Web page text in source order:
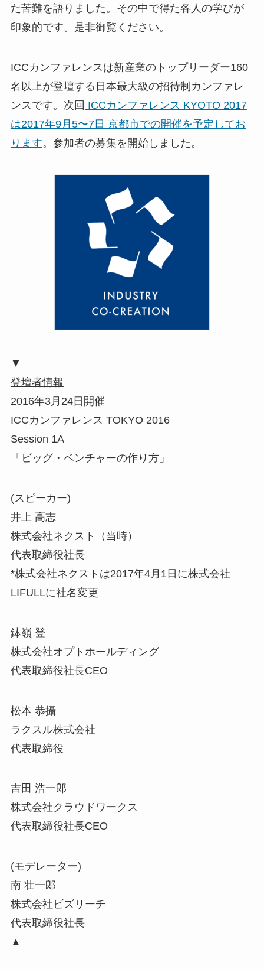
た苦難を語りました。その中で得た各人の学びが
印象的です。是非御覧ください。
ICCカンファレンスは新産業のトップリーダー160
名以上が登壇する日本最大級の招待制カンファレ
ンスです。次回 ICCカンファレンス KYOTO 2017
は2017年9月5〜7日 京都市での開催を予定してお
ります。参加者の募集を開始しました。
▼
登壇者情報
2016年3月24日開催
ICCカンファレンス TOKYO 2016
Session 1A
「ビッグ・ベンチャーの作り方」
(スピーカー)
井上 高志
株式会社ネクスト（当時）
代表取締役社長
*株式会社ネクストは2017年4月1日に株式会社
LIFULLに社名変更
鉢嶺 登
株式会社オプトホールディング
代表取締役社長CEO
松本 恭攝
ラクスル株式会社
代表取締役
吉田 浩一郎
株式会社クラウドワークス
代表取締役社長CEO
(モデレーター)
南 壮一郎
株式会社ビズリーチ
代表取締役社長
▲